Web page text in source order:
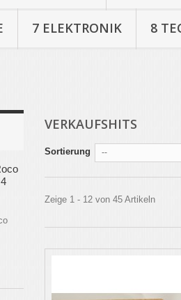
7 ELEKTRONIK 8
VERKAUFSHITS
Sortierung --
Zeige 1 - 12 von 45 Artikeln